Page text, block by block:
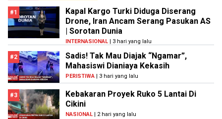
#1
Kapal Kargo Turki Diduga Diserang
Drone, Iran Ancam Serang Pasukan AS
| Sorotan Dunia
INTERNASIONAL | 3 hari yang lalu
#2
Sadis! Tak Mau Diajak “Ngamar”,
Mahasiswi Dianiaya Kekasih
PERISTIWA | 3 hari yang lalu
#3
Kebakaran Proyek Ruko 5 Lantai Di
Cikini
NASIONAL | 2 hari yang lalu